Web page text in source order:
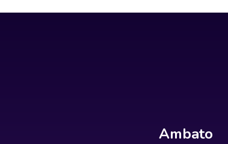
Ambato